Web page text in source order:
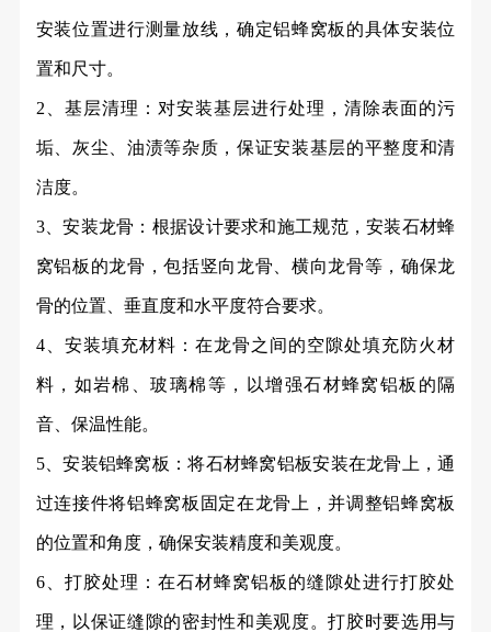
安装位置进行测量放线，确定铝蜂窝板的具体安装位
置和尺寸。
2、基层清理：对安装基层进行处理，清除表面的污
垢、灰尘、油渍等杂质，保证安装基层的平整度和清
洁度。
3、安装龙骨：根据设计要求和施工规范，安装石材蜂
窝铝板的龙骨，包括竖向龙骨、横向龙骨等，确保龙
骨的位置、垂直度和水平度符合要求。
4、安装填充材料：在龙骨之间的空隙处填充防火材
料，如岩棉、玻璃棉等，以增强石材蜂窝铝板的隔
音、保温性能。
5、安装铝蜂窝板：将石材蜂窝铝板安装在龙骨上，通
过连接件将铝蜂窝板固定在龙骨上，并调整铝蜂窝板
的位置和角度，确保安装精度和美观度。
6、打胶处理：在石材蜂窝铝板的缝隙处进行打胶处
理，以保证缝隙的密封性和美观度。打胶时要选用与